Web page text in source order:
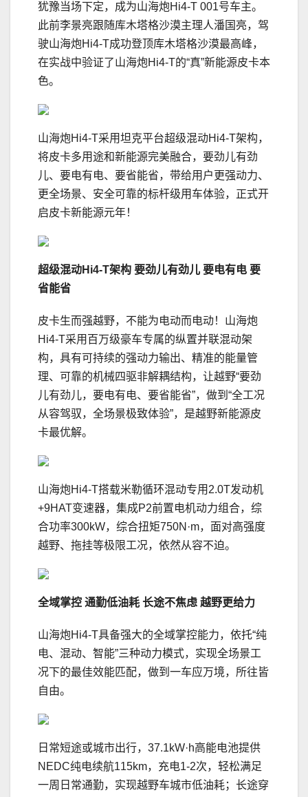
犹豫当场下定，成为山海炮Hi4-T 001号车主。
此前李景亮跟随库木塔格沙漠主理人潘国亮，驾
驶山海炮Hi4-T成功登顶库木塔格沙漠最高峰，
在实战中验证了山海炮Hi4-T的“真”新能源皮卡本
色。
山海炮Hi4-T采用坦克平台超级混动Hi4-T架构，
将皮卡多用途和新能源完美融合，要劲儿有劲
儿、要电有电、要省能省，带给用户更强动力、
更全场景、安全可靠的标杆级用车体验，正式开
启皮卡新能源元年！
超级混动Hi4-T架构 要劲儿有劲儿 要电有电 要
省能省
皮卡生而强越野，不能为电动而电动！山海炮
Hi4-T采用百万级豪车专属的纵置并联混动架
构，具有可持续的强动力输出、精准的能量管
理、可靠的机械四驱非解耦结构，让越野“要劲
儿有劲儿，要电有电、要省能省”，做到“全工况
从容驾驭，全场景极致体验”，是越野新能源皮
卡最优解。
山海炮Hi4-T搭载米勒循环混动专用2.0T发动机
+9HAT变速器，集成P2前置电机动力组合，综
合功率300kW，综合扭矩750N·m，面对高强度
越野、拖挂等极限工况，依然从容不迫。
全域掌控 通勤低油耗 长途不焦虑 越野更给力
山海炮Hi4-T具备强大的全域掌控能力，依托“纯
电、混动、智能”三种动力模式，实现全场景工
况下的最佳效能匹配，做到一车应万境，所往皆
自由。
日常短途或城市出行，37.1kW·h高能电池提供
NEDC纯电续航115km，充电1-2次，轻松满足
一周日常通勤，实现越野车城市低油耗；长途穿